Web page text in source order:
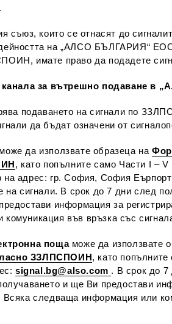
съюз, които се отнасят до
на „АЛСО БЪЛГАРИЯ“ ЕООД
имате право да подадете
канала за вътрешно подаване
подаването на сигнали по
да бъдат означени от
може да използвате образеца на
, като попълните само Части I –
адрес: гр. София, София
сигнали. В срок до 7 дни след
информация за
във връзка със
пощаможе да използвате
ЗЗЛПСПОИН, като
signal.bg@also.com . В срок до 7
и ще Ви предостави
следваща информация или